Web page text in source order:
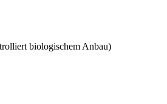
biologischem Anbau)